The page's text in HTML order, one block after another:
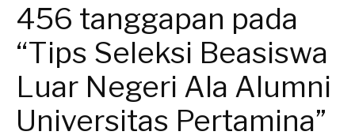
456 tanggapan pada
“Tips Seleksi Beasiswa
Luar Negeri Ala Alumni
Universitas Pertamina”